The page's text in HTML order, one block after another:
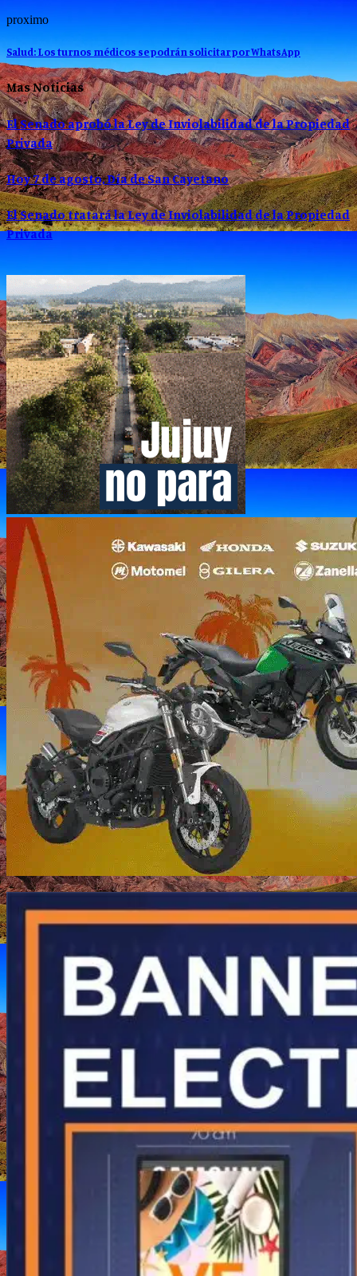
proximo
Salud: Los turnos médicos se podrán solicitar por WhatsApp
Mas Noticias
El Senado aprobó la Ley de Inviolabilidad de la Propiedad
Privada
Hoy 7 de agosto, Día de San Cayetano
El Senado tratará la Ley de Inviolabilidad de la Propiedad
Privada